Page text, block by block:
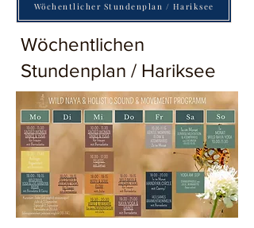
Wöchentlicher Stundenplan / Hariksee
Wöchentlichen
Stundenplan / Hariksee